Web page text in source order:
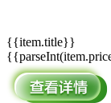
{{item.title}}